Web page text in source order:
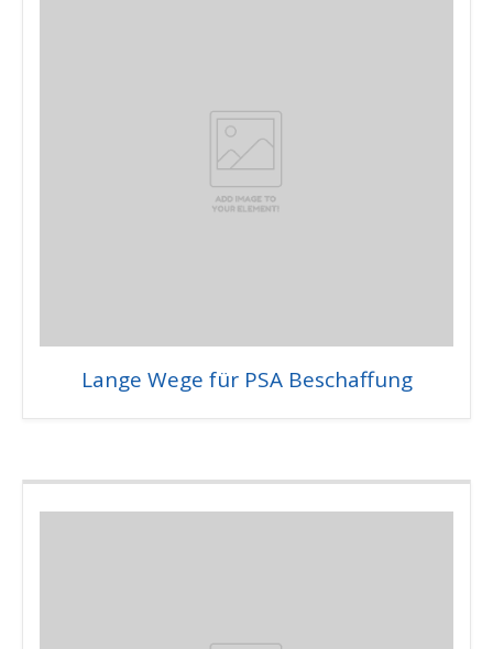
Lange Wege für PSA Beschaffung